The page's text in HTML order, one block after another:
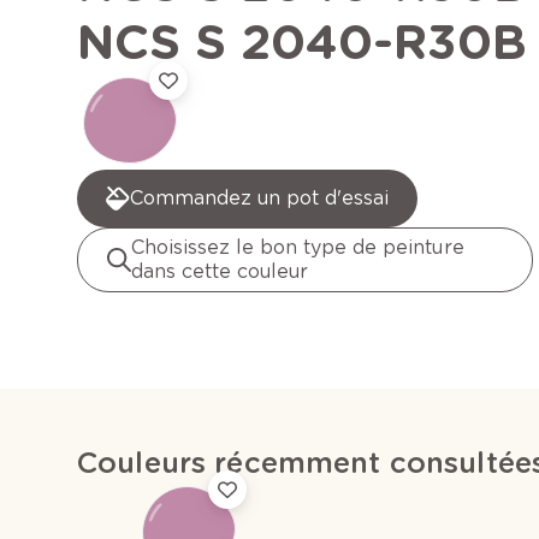
NCS S 2040-R30B
Commandez un pot d'essai
Choisissez le bon type de peinture
dans cette couleur
Couleurs récemment